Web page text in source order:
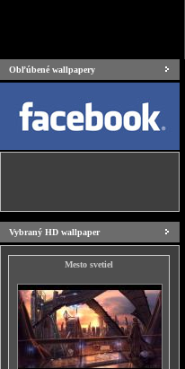
Obľúbené wallpapery
Vybraný HD wallpaper
Mesto svetiel